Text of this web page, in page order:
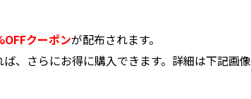
クーポンが配布されます。
ば、さらにお得に購入できます。詳細は下記画像